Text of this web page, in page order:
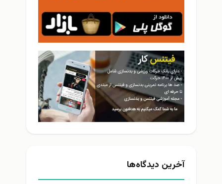
آخرین دیدگاه‌ها